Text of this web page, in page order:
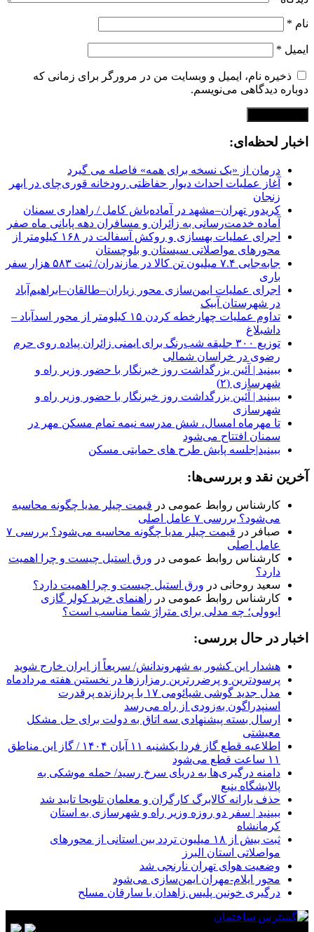
نام *
ایمیل *
ذخیره نام، ایمیل و وبسایت من در مرورگر برای زمانی که
دوباره دیدگاهی می‌نویسم.
اخبار لحظه‌ای:
درمان از «یک نسخه برای همه» فاصله می گیرد
آغاز عملیات احداث دیوار حفاظتی رودخانه قوری‌چای در ابهر
زنجان
کریدور تهران–مشهد در آماده‌باش کامل / راهداری سمنان
آماده خدمت‌رسانی به زائران و مسافران دهه پایانی ماه صفر
اجرای عملیات بهسازی و روکش آسفالت در ۱۶۸ کیلومتر از
محورهای مواصلاتی سیستان و بلوچستان
جابه‌جایی ۷.۴ میلیون تن کالا در مازندران/ ثبت ۵۸۳ هزار سفر
باری
اجرای عملیات ایمن‌سازی محور زیاران–طالقان–ابراهیم‌آباد
در شهرستان آبیک
تداوم عملیات چهارخطه کردن ۱۵ کیلومتر از محور اسدآباد –
داشبلاغ
توزیع ۳۰۰ جلیقه شب‌رنگ برای ایمنی زائران پیاده روی حرم
رضوی در خراسان شمالی
ببینید | آئین بزرگداشت روز خبرنگار با حضور وزیر راه و
شهرسازی (۲)
ببینید | آئین بزرگداشت روز خبرنگار با حضور وزیر راه و
شهرسازی
تا مهرماه امسال، شش مدرسه نیمه تمام مسکن مهر در
سمنان افتتاح می‌شود
ببینید|جلسه پایش طرح های حمایتی مسکن
آخرین نقد و بررسی‌ها:
کارشناس روابط عمومی در قیمت چیلر مدیا چگونه محاسبه
می‌شود؟ بررسی ۷ عامل اصلی
صبافر در
قیمت چیلر مدیا چگونه محاسبه می‌شود؟ بررسی ۷
عامل اصلی
کارشناس روابط عمومی در ورق استیل چیست و چرا اهمیت
دارد؟
سعید روحانی در ورق استیل چیست و چرا اهمیت دارد؟
کارشناس روابط عمومی در راهنمای خرید کولر گازی
ایوولی؛ چه مدلی برای متراژ شما مناسب است؟
اخبار در حال بررسی:
هشدار این کشور به شهروندانش/ سریعاً از ایران خارج شوید
پرسودترین و پرضررترین رمزارزها در نخستین هفته مردادماه
مدل جدید گوشی شیائومی ۱۷ با پردازنده پرقدرت
اسنپدراگون به‌زودی از راه می‌رسد
ارسال بسته پیشنهادی سه اتاق به دولت برای حل مشکل
معیشتی
اطلاعیه قطع گاز فردا یکشنبه ۱۱ آبان ۱۴۰۴ / گاز این مناطق
۱۱ ساعت قطع می‌شود
دامنه درگیری‌ها به دریای سرخ رسید/ حمله موشکی به
پالایشگاه ینبع
حذف یارانه کالابرگ کارگران و معلمان تلویحا تایید شد
ببینید | سفر دو روزه وزیر راه و شهرسازی به استان
کرمانشاه
ثبت بیش از ۱۸ میلیون تردد بین استانی از محورهای
مواصلاتی استان البرز
وضعیت هوای تهران نارنجی شد
محور ایلام-مهران ایمن‌سازی می‌شود
درگیری خونین پلیس زاهدان با سارقان مسلح